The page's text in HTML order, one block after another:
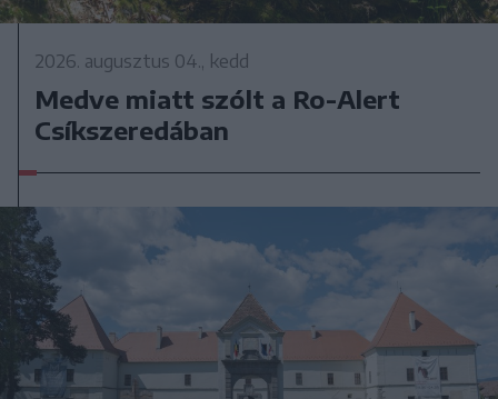
2026. augusztus 04., kedd
Medve miatt szólt a Ro-Alert
Csíkszeredában